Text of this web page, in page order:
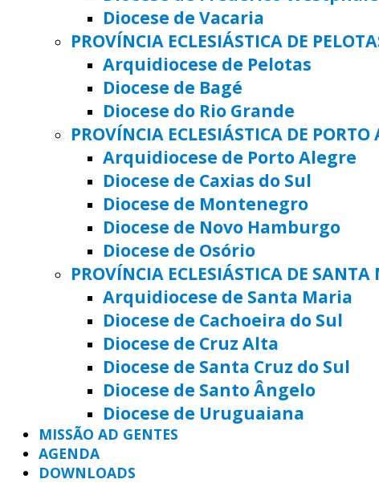
Diocese de Vacaria
PROVÍNCIA ECLESIÁSTICA DE
Arquidiocese de Pelotas
Diocese de Bagé
Diocese do Rio Grande
PROVÍNCIA ECLESIÁSTICA DE PORTO
Arquidiocese de Porto Alegre
Diocese de Caxias do Sul
Diocese de Montenegro
Diocese de Novo Hamburgo
Diocese de Osório
PROVÍNCIA ECLESIÁSTICA DE
Arquidiocese de Santa Maria
Diocese de Cachoeira do Sul
Diocese de Cruz Alta
Diocese de Santa Cruz do Sul
Diocese de Santo Ângelo
Diocese de Uruguaiana
MISSÃO AD GENTES
AGENDA
DOWNLOADS